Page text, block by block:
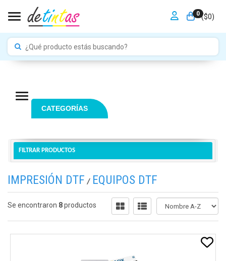
0 ($0)
Toggle navigation
Navigation ein-/ausblenden
CATEGORÍAS
FILTRAR PRODUCTOS
IMPRESIÓN DTF / EQUIPOS DTF
Se encontraron 8productos